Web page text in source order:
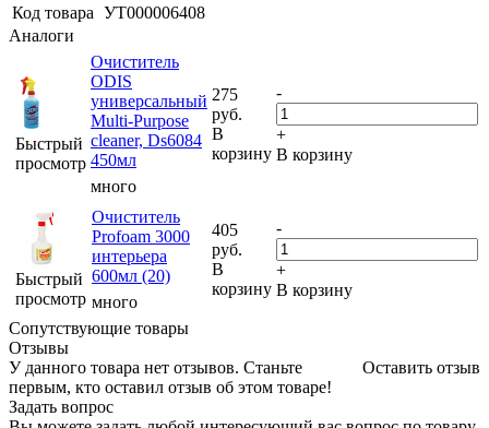
Код товара УТ000006408
Аналоги
Быстрый
просмотр
Очиститель
ODIS
универсальный
Multi-Purpose
cleaner, Ds6084
450мл
много
275
руб.
В
корзину
-
+
В корзину
Быстрый
просмотр
Очиститель
Profoam 3000
интерьера
600мл (20)
много
405
руб.
В
корзину
-
+
В корзину
Сопутствующие товары
Отзывы
Оставить отзыв
У данного товара нет отзывов. Станьте
первым, кто оставил отзыв об этом товаре!
Задать вопрос